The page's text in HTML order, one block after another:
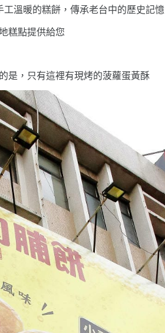
工溫暖的糕餅，傳承老台中的歷史記憶
糕點提供給您
是，只有這裡有現烤的菠蘿蛋黃酥